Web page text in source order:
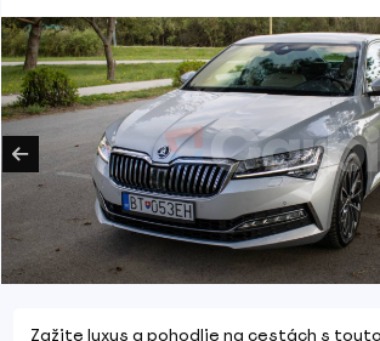
Zažite luxus a pohodlie na cestách s